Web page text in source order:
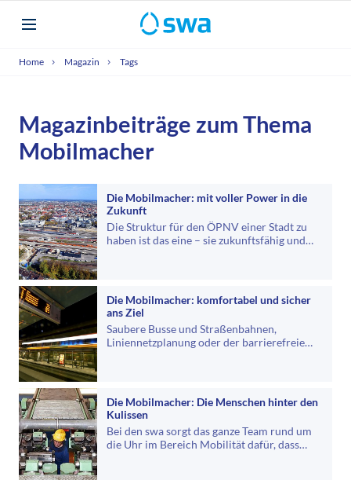
Home Magazin Tags
Magazinbeiträge zum Thema
Mobilmacher
Die Mobilmacher: mit voller Power in die
Zukunft
Die Struktur für den ÖPNV einer Stadt zu
haben ist das eine – sie zukunftsfähig und
Die Mobilmacher: komfortabel und sicher
ans Ziel
Saubere Busse und Straßenbahnen,
Liniennetzplanung oder der barrierefreie
Die Mobilmacher: Die Menschen hinter den
Kulissen
Bei den swa sorgt das ganze Team rund um
die Uhr im Bereich Mobilität dafür, dass